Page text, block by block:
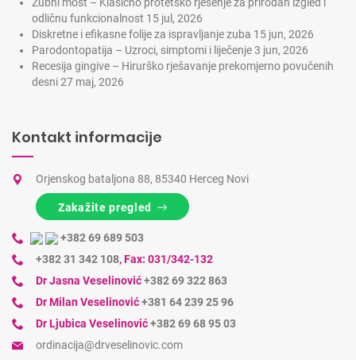
odličnu funkcionalnost 15 jul, 2026
Diskretne i efikasne folije za ispravljanje zuba 15 jun, 2026
Parodontopatija – Uzroci, simptomi i liječenje3 jun, 2026
Recesija gingive – Hirurško rješavanje prekomjerno povučenih
desni27 maj, 2026
Kontakt informacije
Orjenskog bataljona 88, 85340 Herceg Novi
Zakažite pregled
+382 69 689 503
+382 31 342 108,Fax: 031/342-132
Dr Jasna Veselinović+382 69 322 863
Dr Milan Veselinović+381 64 239 25 96
Dr Ljubica Veselinović+382 69 68 95 03
ordinacija@drveselinovic.com